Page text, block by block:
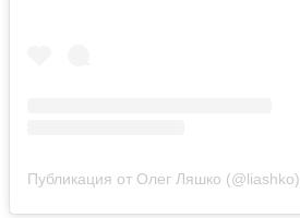
Публикация от Олег Ляшко (@liashko)